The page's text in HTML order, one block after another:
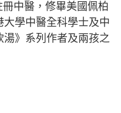
中醫，修畢美國佩柏
學中醫全科學士及中
》系列作者及兩孩之